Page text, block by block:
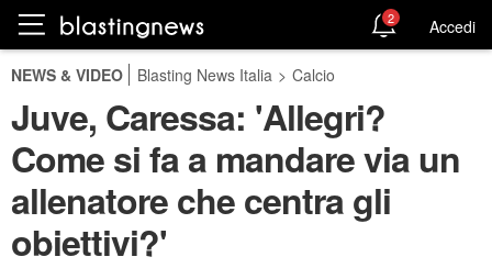
2 Accedi
NEWS & VIDEO Blasting News Italia > Calcio
Juve, Caressa: 'Allegri?
Come si fa a mandare via un
allenatore che centra gli
obiettivi?'